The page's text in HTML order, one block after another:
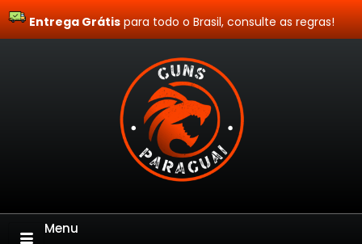
Site Blindado
Entrega Grátispara todo o Brasil, consulte as regras!
Menu